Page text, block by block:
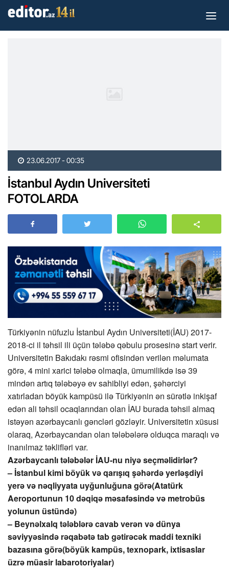
23.06.2017 - 00:35
İstanbul Aydın Universiteti
FOTOLARDA
Türkiyənin nüfuzlu İstanbul Aydın Universiteti(İAU) 2017-
2018-ci il təhsil ili üçün tələbə qəbulu prosesinə start verir.
Universitetin Bakıdakı rəsmi ofisindən verilən məlumata
görə, 4 mini xarici tələbə olmaqla, ümumilikdə isə 39
mindən artıq tələbəyə ev sahibliyi edən, şəhərciyi
xatırladan böyük kampüsü ilə Türkiyənin ən sürətlə inkişaf
edən ali təhsil ocaqlarından olan İAU burada təhsil almaq
istəyən azərbaycanlı gəncləri gözləyir. Universitetin xüsusi
olaraq, Azərbaycandan olan tələbələrə olduqca maraqlı və
inanılmaz təklifləri var.
Azərbaycanlı tələbələr İAU-nu niyə seçməlidirlər?
– İstanbul kimi böyük və qarışıq şəhərdə yerləşdiyi
yerə və nəqliyyata uyğunluğuna görə(Atatürk
Aeroportunun 10 dəqiqə məsafəsində və metrobüs
yolunun üstündə)
– Beynəlxalq tələblərə cavab verən və dünya
səviyyəsində rəqabətə tab gətirəcək maddi texniki
bazasına görə(böyük kampüs, texnopark, ixtisaslar
üzrə müasir labarotoriyalar)